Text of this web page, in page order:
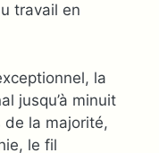
travail en
la
jusqu’à minuit
de la majorité,
le fil